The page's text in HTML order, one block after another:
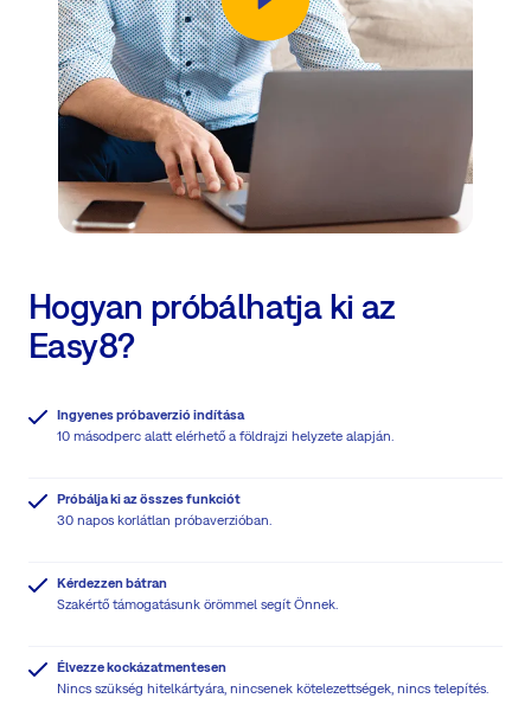
Hogyan próbálhatja ki az
Easy8?
Ingyenes próbaverzió indítása
10 másodperc alatt elérhető a földrajzi helyzete alapján.
Próbálja ki az összes funkciót
30 napos korlátlan próbaverzióban.
Kérdezzen bátran
Szakértő támogatásunk örömmel segít Önnek.
Élvezze kockázatmentesen
Nincs szükség hitelkártyára, nincsenek kötelezettségek, nincs telepítés.